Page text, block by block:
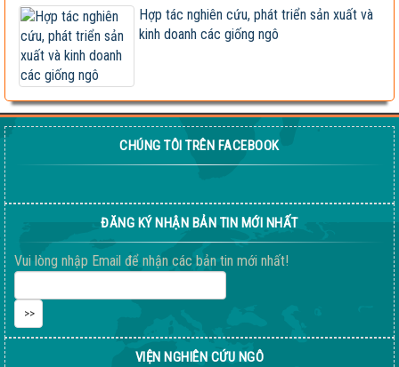
HỘI THẢO KHOA HỌC “TỔNG KẾT CÔNG TÁC
NGHIÊN CỨU KHOA HỌC VÀ...
Giúp nông dân sản xuất ngô sinh khối theo tư duy
thị trường
Thông báo tuyển dụng 2022
Hợp tác nghiên cứu, phát triển sản xuất và
kinh doanh các giống ngô
CHÚNG TÔI TRÊN FACEBOOK
ĐĂNG KÝ NHẬN BẢN TIN MỚI NHẤT
Vui lòng nhập Email để nhận các bản tin mới nhất!
VIỆN NGHIÊN CỨU NGÔ